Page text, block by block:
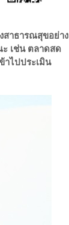
สาธารณสุขอย่าง
ะ เช่น ตลาดสด
าไปประเมิน